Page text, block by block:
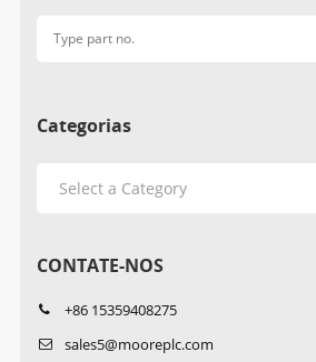
Categorias
CONTATE-NOS
+86 15359408275
sales5@mooreplc.com